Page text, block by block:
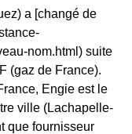
a [changé de
nom.html) suite
(gaz de France).
Engie est le
ville (Lachapelle-
que fournisseur